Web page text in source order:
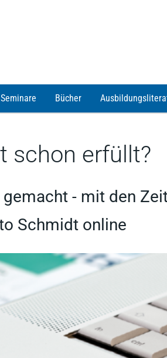
Seminare Bücher
schon erfüllt?
- mit den
Schmidt online